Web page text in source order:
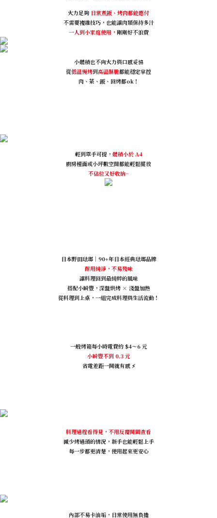
火力足夠 日常煮飯、烤肉都能應付
不需要複雜技巧，也能讓肉類保持多汁
一人到小家庭使用， 剛剛好不浪費
小體積也不向火力與口感妥協
從低溫慢烤到高溫酥脆都能穩定掌控
肉、菜、飯、回烤都ok！
輕到單手可提， 體積小於 A4
廚房檯面或小坪數空間都能輕鬆擺放
不佔位又好收納~
日本野田琺瑯｜90+年日本經典琺瑯品牌
耐用純淨，不易殘味
讓料理回到最純粹的風味
搭配小瞬豐，深盤烘烤 × 淺盤加熱
從料理到上桌，一組完成料理與生活流動！
一般烤箱每小時電費約 $4～6 元
小瞬豐不到 0.3 元
省電差距一開就有感 ⚡️
料理過程看得見，不用反覆開關查看
減少烤過頭的情況，新手也能輕鬆上手
每一步都更清楚，使用起來更安心
內部不易卡油垢，日常使用無負擔